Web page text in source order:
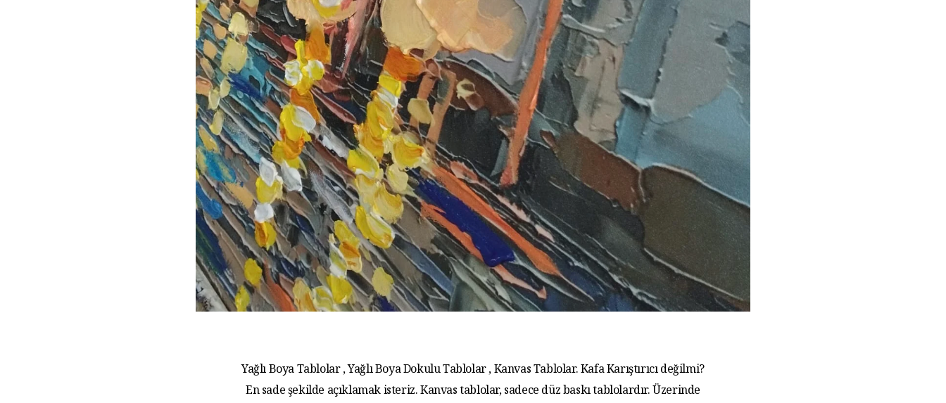
Yağlı Boya Tablolar , Yağlı Boya Dokulu Tablolar , Kanvas Tablolar. Kafa Karıştırıcı değilmi?
En sade şekilde açıklamak isteriz. Kanvas tablolar, sadece düz baskı tablolardır. Üzerinde